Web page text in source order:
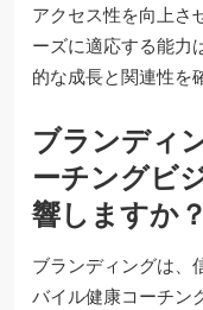
アクセス性を向上さ
ーズに適応する能力
的な成長と関連性を
ブランディ
ーチングビ
響しますか？
ブランディングは、
バイル健康コーチン